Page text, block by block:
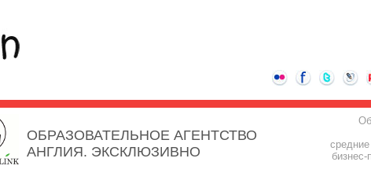
ОБРАЗОВАТЕЛЬНОЕ АГЕНТСТВО
АНГЛИЯ. ЭКСКЛЮЗИВНО